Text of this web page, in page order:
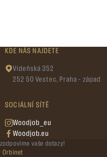
KDE NÁS NAJDETE
Vídeňská 352
252 50 Vestec, Praha - západ
SOCIÁLNÍ SÍTĚ
Woodjob_eu
Woodjob.eu
vaše dotazy!
Orbinet